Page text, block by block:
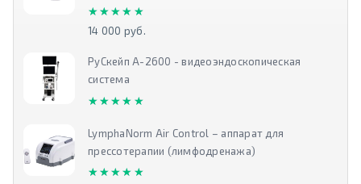
★★★★★
★★★★★
14 000 руб.
РуСкейп А-2600 - видеоэндоскопическая
система
★★★★★
★★★★★
LymphaNorm Air Control – аппарат для
прессотерапии (лимфодренажа)
★★★★★
★★★★★